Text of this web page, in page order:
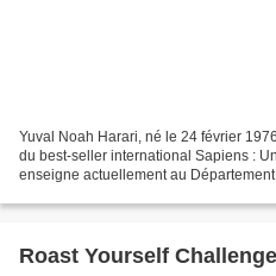
Yuval Noah Harari, né le 24 février
du best-seller international Sapiens :
enseigne actuellement au
Roast Yourself